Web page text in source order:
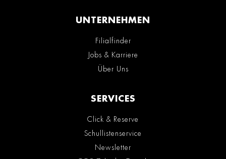
UNTERNEHMEN
Filialfinder
Jobs & Karriere
Über Uns
SERVICES
Click & Reserve
Schullistenservice
Newsletter